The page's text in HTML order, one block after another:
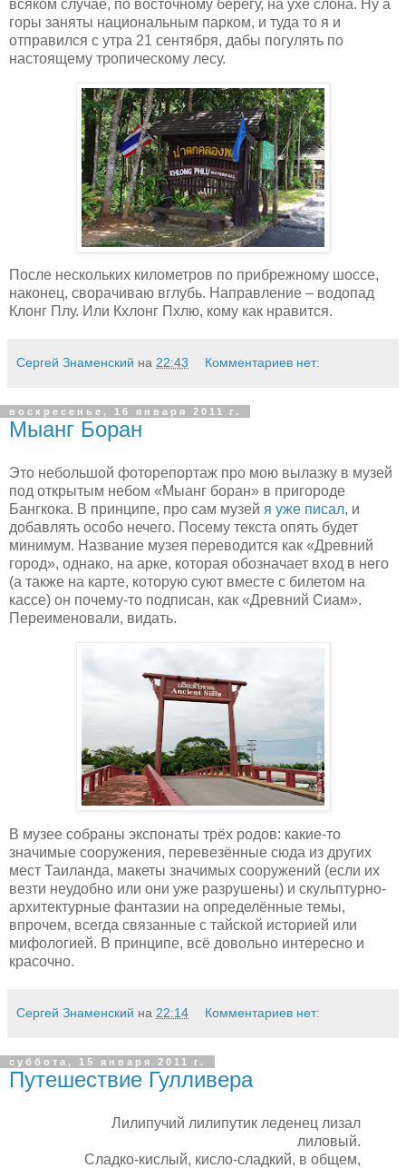
всяком случае, по восточному берегу, на ухе слона. Ну а
горы заняты национальным парком, и туда то я и
отправился с утра 21 сентября, дабы погулять по
настоящему тропическому лесу.
После нескольких километров по прибрежному шоссе,
наконец, сворачиваю вглубь. Направление – водопад
Клонг Плу. Или Кхлонг Пхлю, кому как нравится.
Сергей Знаменский на 22:43 Комментариев нет:
воскресенье, 16 января 2011 г.
Мыанг Боран
Это небольшой фоторепортаж про мою вылазку в музей
под открытым небом «Мыанг боран» в пригороде
Бангкока. В принципе, про сам музей я уже писал, и
добавлять особо нечего. Посему текста опять будет
минимум. Название музея переводится как «Древний
город», однако, на арке, которая обозначает вход в него
(а также на карте, которую суют вместе с билетом на
кассе) он почему-то подписан, как «Древний Сиам».
Переименовали, видать.
В музее собраны экспонаты трёх родов: какие-то
значимые сооружения, перевезённые сюда из других
мест Таиланда, макеты значимых сооружений (если их
везти неудобно или они уже разрушены) и скульптурно-
архитектурные фантазии на определённые темы,
впрочем, всегда связанные с тайской историей или
мифологией. В принципе, всё довольно интересно и
красочно.
Сергей Знаменский на 22:14 Комментариев нет:
суббота, 15 января 2011 г.
Путешествие Гулливера
Лилипучий лилипутик леденец лизал
лиловый.
Сладко-кислый, кисло-сладкий, в общем,